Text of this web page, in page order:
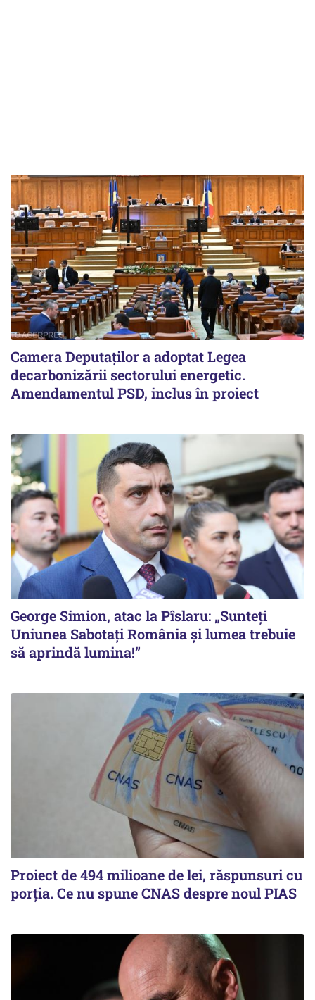
Camera Deputaților a adoptat Legea
decarbonizării sectorului energetic.
Amendamentul PSD, inclus în proiect
George Simion, atac la Pîslaru: „Sunteți
Uniunea Sabotați România și lumea trebuie
să aprindă lumina!”
Proiect de 494 milioane de lei, răspunsuri cu
porția. Ce nu spune CNAS despre noul PIAS